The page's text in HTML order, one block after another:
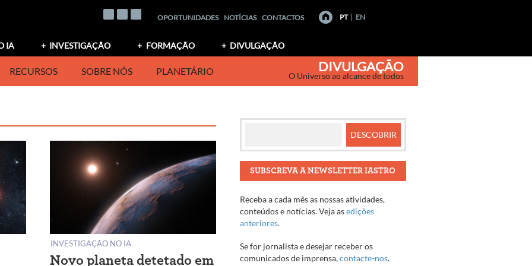
OPORTUNIDADES NOTÍCIAS CONTACTOS PT EN
IA INVESTIGAÇÃO FORMAÇÃO DIVULGAÇÃO
RECURSOS SOBRE NÓS PLANETÁRIO DIVULGAÇÃO
O Universo ao alcance de todos
INVESTIGAÇÃO NO IA
Novo planeta detetado em
SUBSCREVA A NEWSLETTER IASTRO
Receba a cada mês as nossas atividades,
conteúdos e notícias. Veja asedições
anteriores.
Se for jornalista e desejar receber os
comunicados de imprensa,contacte-nos.